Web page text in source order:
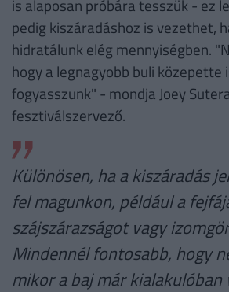
is alaposan próbára tesszük - ez
pedig kiszáradáshoz is vezethet,
hidratálunk elég mennyiségben.
hogy a legnagyobb buli közepette
fogyasszunk" - mondja Joey
fesztiválszervező.
Különösen, ha a kiszáradás
fel magunkon, például a
szájszárazságot vagy
Mindennél fontosabb, hogy
mikor a baj már kialakulóban